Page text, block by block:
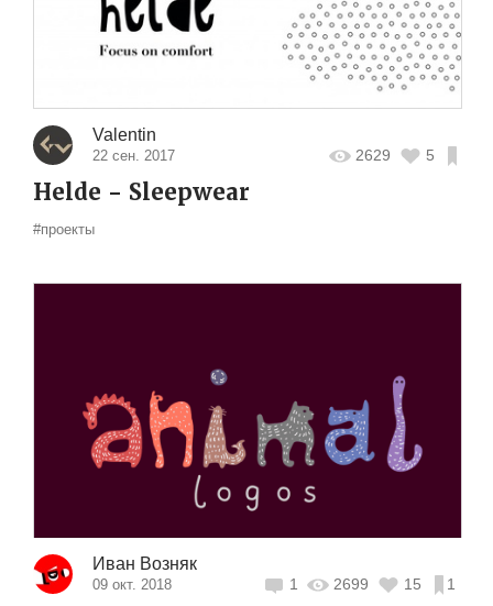
Valentin
22 сен. 2017 2629 5
Helde - Sleepwear
#проекты
Иван Возняк
09 окт. 2018 1 2699 15 1